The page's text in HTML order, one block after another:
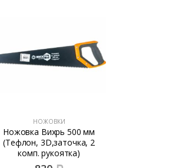
НОЖОВКИ
Ножовка Вихрь 500 мм
(Тефлон, 3D,заточка, 2
комп. рукоятка)